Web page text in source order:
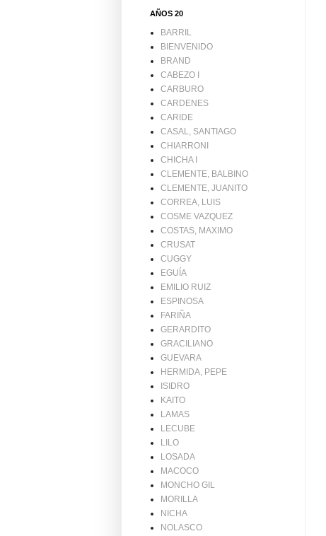
AÑOS 20
BARRIL
BIENVENIDO
BRAND
CABEZO I
CARBURO
CARDENES
CARIDE
CASAL, SANTIAGO
CHIARRONI
CHICHA I
CLEMENTE, BALBINO
CLEMENTE, JUANITO
CORREA, LUIS
COSME VAZQUEZ
COSTAS, MAXIMO
CRUSAT
CUGGY
EGUÍA
EMILIO RUIZ
ESPINOSA
FARIÑA
GERARDITO
GRACILIANO
GUEVARA
HERMIDA, PEPE
ISIDRO
KAITO
LAMAS
LECUBE
LILO
LOSADA
MACOCO
MONCHO GIL
MORILLA
NICHA
NOLASCO